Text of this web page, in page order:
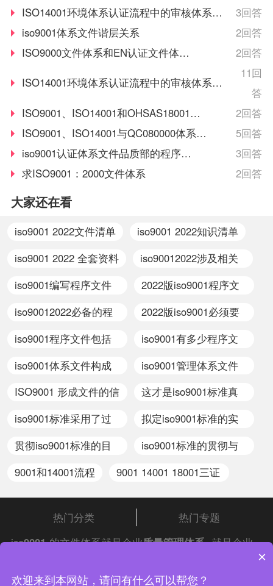
ISO14001环境体系认证流程中的审核体系文
件体系文件指的是什么是质量体系中的文件还是
单独的文件
3回答
iso9001体系文件谐层关系
2回答
ISO9000文件体系和EN认证文件体系
2回答
ISO14001环境体系认证流程中的审核体系文
还是单独的文件？
11回
答
ISO9001、ISO14001和OHSAS18001三
合一体系文件的特点
2回答
ISO9001、ISO14001与QC080000体系文
件文件建立问题
5回答
iso9001认证体系文件品质部的程序文
件
3回答
求ISO9001：2000文件体系
2回答
大家还在看
iso9001 2022文件清单
iso9001 2022知识清单
iso9001 2022 全套资料
iso90012022涉及相关
iso9001编写程序文件
2022版iso9001程序文
iso90012022必备的程
2022版iso9001必须要
iso9001程序文件包括
iso9001有多少程序文
iso9001体系文件构成
iso9001管理体系文件
ISO9001 形成文件的信
这才是iso9001标准真
iso9001标准采用了过
拟定iso9001标准的实
贯彻iso9001标准的目
iso9001标准的贯彻与
9001和14001流程
9001 14001 18001三证
热门分类
热门专题
iso9001 的文件体系就是企业质量管理体系 ,就是企业
就等于给了客户一张保证书,保证生产的产品质量持续
中证集团体系认证 版权所有 Copyright © 2022
×
欢迎来到本网站，请问有什么可以帮您？